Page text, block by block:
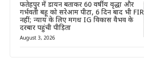
फतेहपुर में डायन बताकर 60 वर्षीय वृद्धा और
गर्भवती बहू को सरेआम पीटा, 6 दिन बाद भी FIR
नहीं; न्याय के लिए मगध IG विकास वैभव के
दरबार पहुंची पीड़िता
August 3, 2026